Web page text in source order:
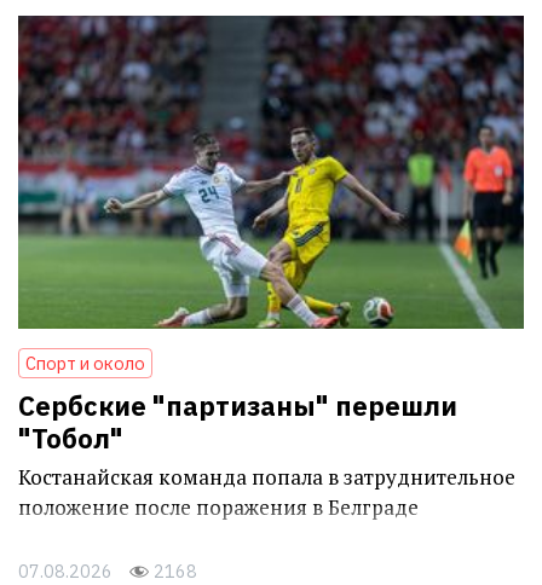
Спорт и около
Сербские "партизаны" перешли
"Тобол"
Костанайская команда попала в затруднительное
положение после поражения в Белграде
07.08.2026 2168